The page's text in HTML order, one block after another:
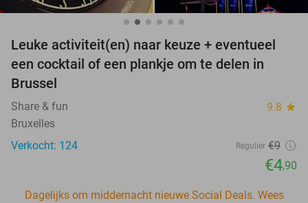
Leuke activiteit(en) naar keuze + eventueel
een cocktail of een plankje om te delen in
Brussel
Share & fun 9.8 star
Bruxelles
Verkocht: 124
Regulier €9
€4,90
Dagelijks om middernacht nieuwe Social Deals. Wees